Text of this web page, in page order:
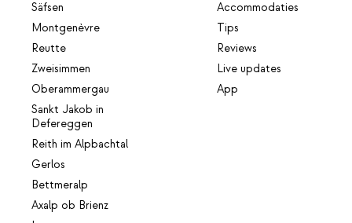
Säfsen
Montgenèvre
Reutte
Zweisimmen
Oberammergau
Sankt Jakob in
Defereggen
Reith im Alpbachtal
Gerlos
Bettmeralp
Axalp ob Brienz
Accommodaties
Tips
Reviews
Live updates
App